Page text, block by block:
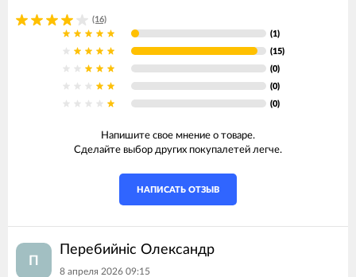
(16)
(1)
(15)
(0)
(0)
(0)
Напишите свое мнение о товаре.
Сделайте выбор других покупалетей легче.
НАПИСАТЬ ОТЗЫВ
П
Перебийніс Олександр
8 апреля 2026 09:15